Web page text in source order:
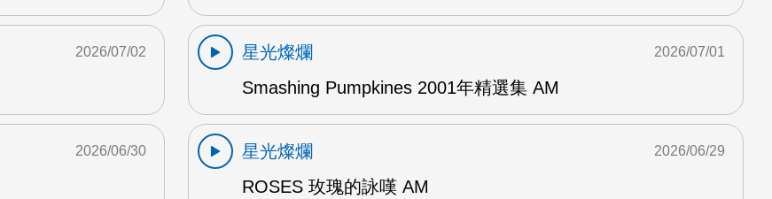
2026/07/02
星光燦爛
Smashing Pumpkines 2001年精選集 AM
2026/07/01
2026/06/30
星光燦爛
ROSES 玫瑰的詠嘆 AM
2026/06/29